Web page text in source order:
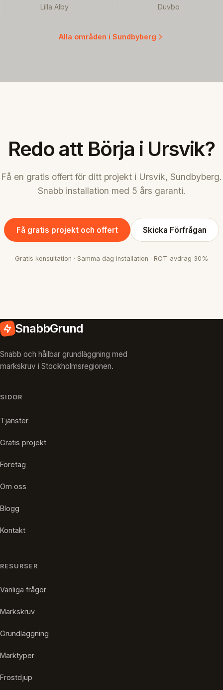
Lilla Alby Duvbo
Alla områden i Sundbyberg
Redo att Börja i Ursvik?
Få en gratis offert för ditt projekt i Ursvik, Sundbyberg.
Snabb installation med 5 års garanti.
Få gratis projekt och offert Skicka Förfrågan
Gratis konsultation · Samma dag installation · ROT-avdrag 30%
SnabbGrund
Snabb och hållbar grundläggning med
markskruv i Stockholmsregionen.
SIDOR
Tjänster
Gratis projekt
Företag
Om oss
Blogg
Kontakt
RESURSER
Vanliga frågor
Markskruv
Grundläggning
Marktyper
Frostdjup